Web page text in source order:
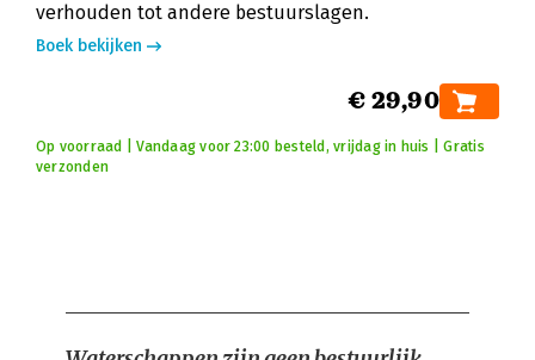
verhouden tot andere bestuurslagen.
Boek bekijken
€ 29,90
Op voorraad | Vandaag voor 23:00 besteld, vrijdag in huis | Gratis
verzonden